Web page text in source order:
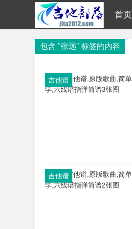
首页
包含 "张远" 标签的内容
吉他谱
吉他谱